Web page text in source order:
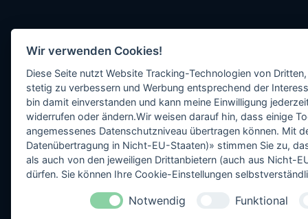
Wir verwenden Cookies!
Diese Seite nutzt Website Tracking-Technologien von
stetig zu verbessern und Werbung entsprechend der
bin damit einverstanden und kann meine Einwilligung
widerrufen oder ändern.Wir weisen darauf hin, dass einige
angemessenes Datenschutzniveau übertragen können. Mit
Datenübertragung in Nicht-EU-Staaten)» stimmen Sie zu,
als auch von den jeweiligen Drittanbietern (auch aus Nicht-
dürfen. Sie können Ihre Cookie-Einstellungen
Notwendig Funktional